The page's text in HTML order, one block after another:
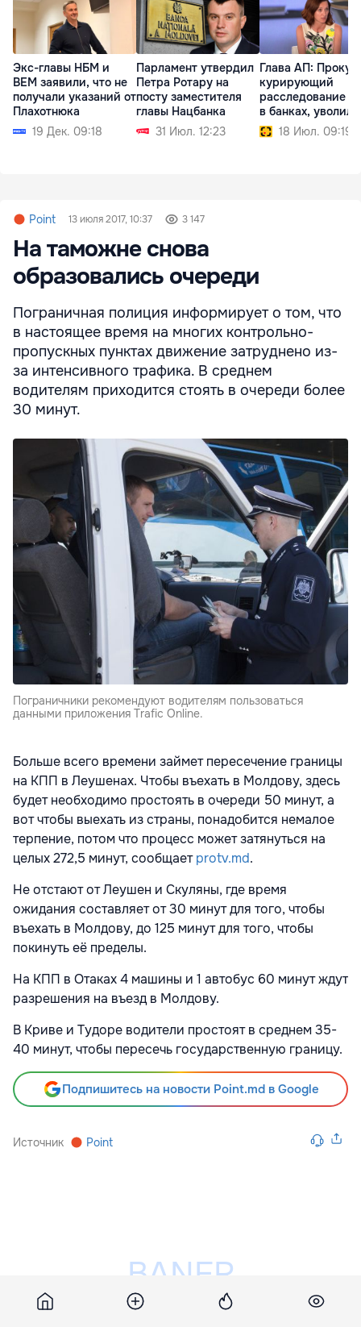
Экс-главы НБМ и
BEM заявили, что не
получали указаний от
Плахотнюка
19 Дек. 09:18
Парламент утвердил
Петра Ротару на
посту заместителя
главы Нацбанка
31 Июл. 12:23
Глава АП:
курирующий
расследование
в банках,
18 Июл. 09:19
Point 13 июля 2017, 10:37 3 147
На таможне снова
образовались очереди
Пограничная полиция информирует о том, что
в настоящее время на многих контрольно-
пропускных пунктах движение затруднено из-
за интенсивного трафика. В среднем
водителям приходится стоять в очереди более
30 минут.
Пограничники рекомендуют водителям пользоваться
данными приложения Trafic Online.
Больше всего времени займет пересечение границы
на КПП в Леушенах. Чтобы въехать в Молдову, здесь
будет необходимо простоять в очереди 50 минут, а
вот чтобы выехать из страны, понадобится немалое
терпение, потом что процесс может затянуться на
целых 272,5 минут, сообщаетprotv.md.
Не отстают от Леушен и Скуляны, где время
ожидания составляет от 30 минут для того, чтобы
въехать в Молдову, до 125 минут для того, чтобы
покинуть её пределы.
На КПП в Отаках 4 машины и 1 автобус 60 минут ждут
разрешения на въезд в Молдову.
В Криве и Тудоре водители простоят в среднем 35-
40 минут, чтобы пересечь государственную границу.
Подпишитесь на новости Point.md в Google
Источник Point